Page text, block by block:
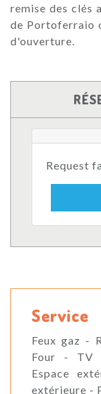
remise des clés
de Portoferraio
d'ouverture.
Request
Service
Feux gaz -
Four - TV
Espace
extérieure -